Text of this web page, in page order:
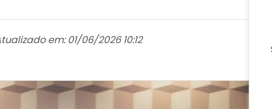
em: 01/06/2026 10:12